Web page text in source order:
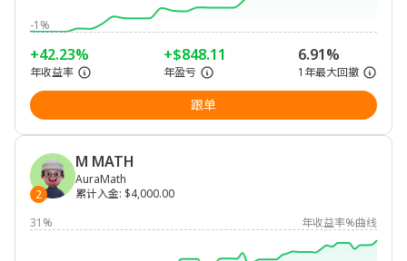
-1%
+42.23%
年收益率
+$848.11
年盈亏
6.91%
1年最大回撤
跟单
2
M MATH
AuraMath
累计入金: $4,000.00
31%
年收益率%曲线